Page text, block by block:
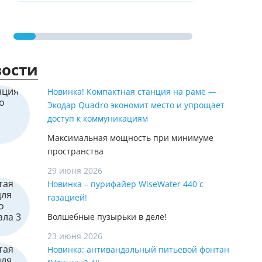
Новинка! Компактная станция на раме —
Экодар Quadro экономит место и упрощает
доступ к коммуникациям
Максимальная мощность при минимуме
пространства
29 июня 2026
Новинка – пурифайер WiseWater 440 с
газацией!
Волшебные пузырьки в деле!
23 июня 2026
Новинка: антивандальный питьевой фонтан